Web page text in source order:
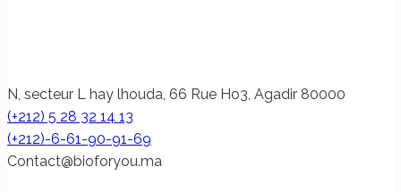
N, secteur L hay lhouda, 66 Rue Ho3, Agadir 80000
(+212) 5 28 32 14 13
(+212)-6-61-90-91-69
am.uoyrofoib
@tcatnoC